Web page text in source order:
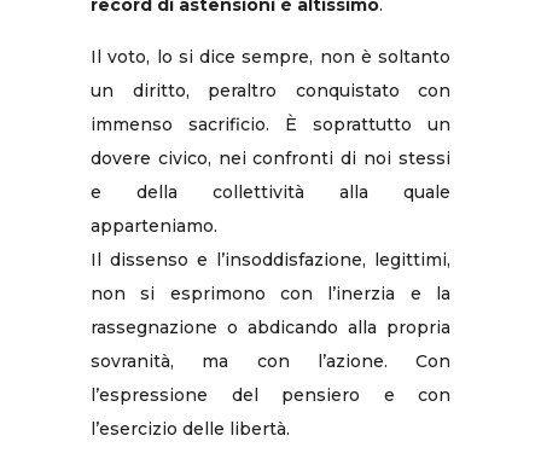
record di astensioni è altissimo.
Il voto, lo si dice sempre, non è soltanto
un diritto, peraltro conquistato con
immenso sacrificio. È soprattutto un
dovere civico, nei confronti di noi stessi
e della collettività alla quale
apparteniamo.
Il dissenso e l’insoddisfazione, legittimi,
non si esprimono con l’inerzia e la
rassegnazione o abdicando alla propria
sovranità, ma con l’azione. Con
l’espressione del pensiero e con
l’esercizio delle libertà.